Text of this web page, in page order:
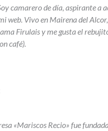
camarero de día, aspirante a
web. Vivo en Mairena del
Firulais y me gusta el
café).
«Mariscos Recio» fue